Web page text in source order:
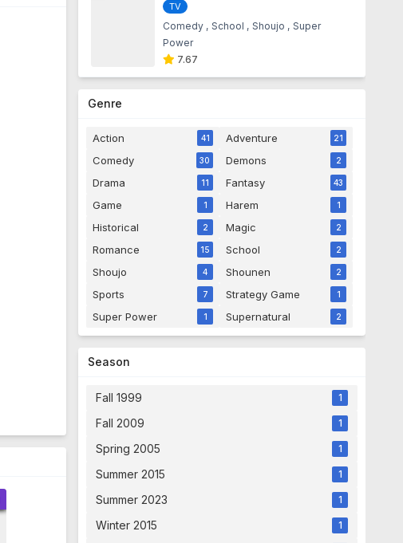
Lirik lagu T-ara - Hue
Lirik lagu T-ara - Hue - 14 year ago
Lirik Lagu T-ara - 떠나지마
Lirik Lagu T-ara - Holiday
Lirik Lagu T-ara - Holiday - 14 year
Lirik Lagu T-ara - Day By Day
Lirik Lagu T-ara - Day By Day - 14
year ago
Lirik Lagu 창민( Changmin), 임슬
옹 (Seulong) - 눈물길 (Time Slip
Dr. Jin Part. 3)
Lirik Lagu 창민( Changmin), 임슬옹
(Seulong) - 눈물길 (Time Slip Dr. Jin
Lirik Lagu Boyfriend - 완전한 여
Lirik Lagu Boyfriend - 완전한 여인
TV
Comedy School Shoujo
Super
Power
7.67
Genre
Action 41 Adventure 21
Comedy 30 Demons 2
Drama 11 Fantasy 43
Game 1 Harem 1
Historical 2 Magic 2
Romance 15 School 2
Shoujo 4 Shounen 2
Sports 7 Strategy Game 1
Super Power 1 Supernatural 2
Season
Fall 1999 1
Fall 2009 1
Spring 2005 1
Summer 2015 1
Summer 2023 1
Winter 2015 1